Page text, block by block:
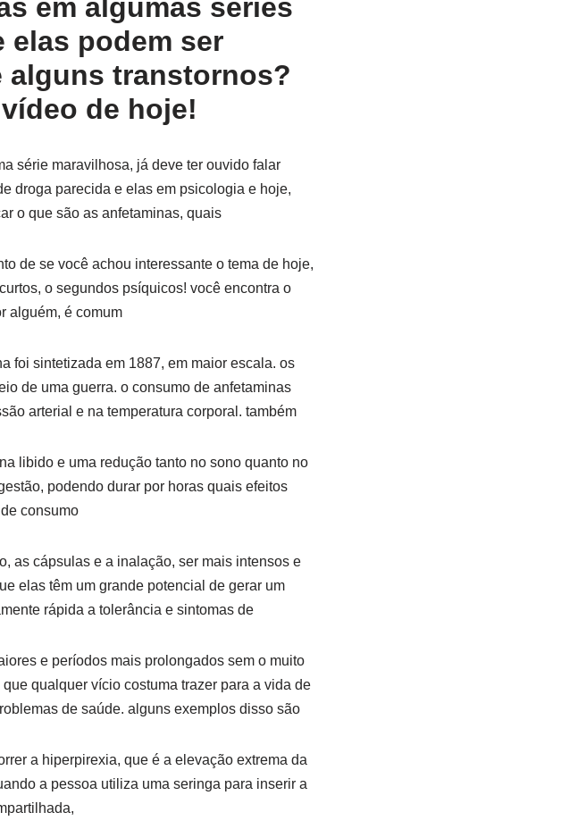
em algumas séries
elas podem ser
alguns transtornos?
de hoje!
série maravilhosa, já deve ter ouvido falar
droga parecida e elas em psicologia e hoje,
o que são as anfetaminas, quais
de se você achou interessante o tema de hoje,
o segundos psíquicos! você encontra o
alguém, é comum
foi sintetizada em 1887, em maior escala. os
de uma guerra. o consumo de anfetaminas
arterial e na temperatura corporal. também
libido e uma redução tanto no sono quanto no
podendo durar por horas quais efeitos
consumo
as cápsulas e a inalação, ser mais intensos e
elas têm um grande potencial de gerar um
rápida a tolerância e sintomas de
e períodos mais prolongados sem o muito
qualquer vício costuma trazer para a vida de
de saúde. alguns exemplos disso são
a hiperpirexia, que é a elevação extrema da
a pessoa utiliza uma seringa para inserir a